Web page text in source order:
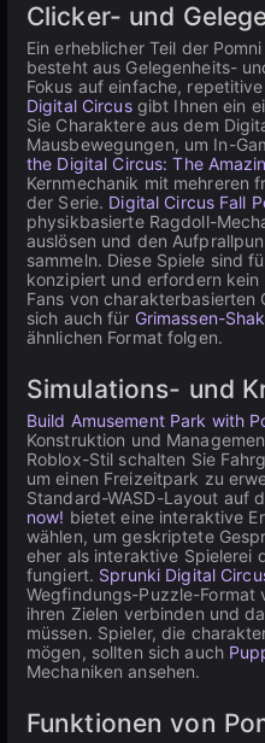
Clicker- und
Ein erheblicher Teil der
besteht aus Gelegenheits-
Fokus auf einfache,
Digital Circusgibt Ihnen ein
Sie Charaktere aus dem
Mausbewegungen, um In-
the Digital Circus: The
Kernmechanik mit mehreren
der Serie. Digital Circus Fall
physikbasierte Ragdoll-
auslösen und den
sammeln. Diese Spiele sind
konzipiert und erfordern kein
Fans von charakterbasierten
sich auch für Grimassen-
ähnlichen Format folgen.
Simulations- und
Build Amusement Park with
Konstruktion und
Roblox-Stil schalten Sie
um einen Freizeitpark zu
Standard-WASD-Layout auf
now! bietet eine interaktive
wählen, um geskriptete
eher als interaktive Spielerei
fungiert. Sprunki Digital
Wegfindungs-Puzzle-Format
ihren Zielen verbinden und
müssen. Spieler, die
mögen, sollten sich auch
Mechaniken ansehen.
Funktionen von